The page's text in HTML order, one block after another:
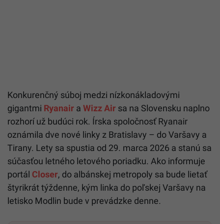
Konkurenčný súboj medzi nízkonákladovými
gigantmi Ryanair a Wizz Air sa na Slovensku naplno
rozhorí už budúci rok. Írska spoločnosť Ryanair
oznámila dve nové linky z Bratislavy – do Varšavy a
Tirany. Lety sa spustia od 29. marca 2026 a stanú sa
súčasťou letného letového poriadku. Ako informuje
portál Closer, do albánskej metropoly sa bude lietať
štyrikrát týždenne, kým linka do poľskej Varšavy na
letisko Modlin bude v prevádzke denne.